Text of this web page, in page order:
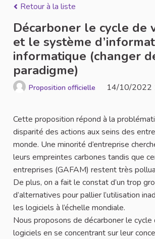
Retour à la liste
Décarboner le cycle de
et le système
informatique (changer
paradigme)
Proposition officielle 14/10/2022
Cette proposition répond à la
disparité des actions aux seins des
monde. Une minorité d’entreprise
leurs empreintes carbones tandis que
entreprises (GAFAM) restent très
De plus, on a fait le constat d’un trop
d’alternatives pour pallier l’utilisation
les logiciels à l’échelle mondiale.
Nous proposons de décarboner le cycle
logiciels en se concentrant sur leur